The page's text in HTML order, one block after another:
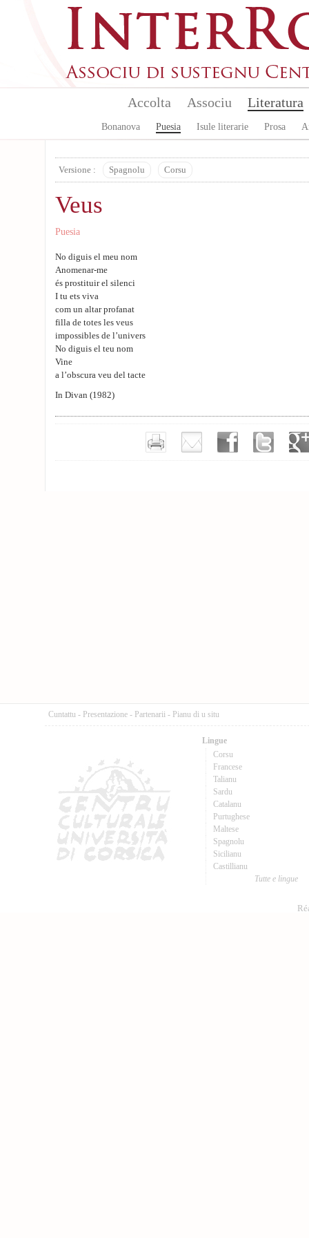
Accolta Associu Literatura
Bonanova Puesia Isule literarie Prosa
Versione : Spagnolu Corsu
Veus
Puesia
No diguis el meu nom
Anomenar-me
és prostituir el silenci
I tu ets viva
com un altar profanat
filla de totes les veus
impossibles de l’univers
No diguis el teu nom
Vine
a l’obscura veu del tacte
In Divan (1982)
Cuntattu - Presentazione - Partenarii - Pianu di u situ
Lingue
Corsu
Francese
Talianu
Sardu
Catalanu
Purtughese
Maltese
Spagnolu
Sicilianu
Castillianu
Tutte e lingue